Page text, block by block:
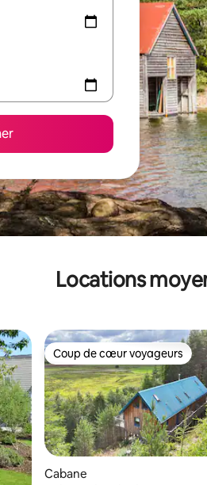
Locations
Coup de cœur voyageurs
Coup de cœur voyageurs
Cabane